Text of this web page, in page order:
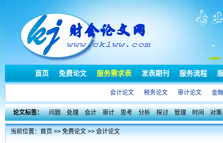
首页 免费论文 服务需求表 发表期刊 服务流程
会计论文 税务论文 审计论文 金
论文标签： 问题 处理 会计 审计 思考 分析 探讨 管理 时间 对策
当前位置：首页>>免费论文>>会计论文